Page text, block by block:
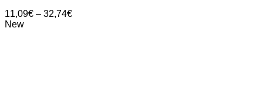
11,09€ – 32,74€Price
New